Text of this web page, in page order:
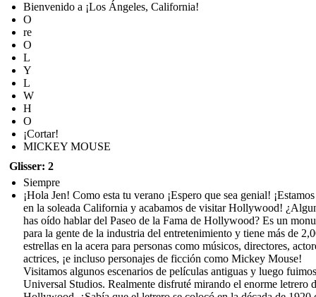
Bienvenido a ¡Los Ángeles, California!
O
re
O
L
Y
L
W
H
O
¡Cortar!
MICKEY MOUSE
Glisser: 2
Siempre
¡Hola Jen! Como esta tu verano ¡Espero que sea genial!
en la soleada California y acabamos de visitar Hollywood!
has oído hablar del Paseo de la Fama de Hollywood? Es un
para la gente de la industria del entretenimiento y tiene más de
estrellas en la acera para personas como músicos, directores,
actrices, ¡e incluso personajes de ficción como Mickey Mouse!
Visitamos algunos escenarios de películas antiguas y luego
Universal Studios. Realmente disfruté mirando el enorme letrero